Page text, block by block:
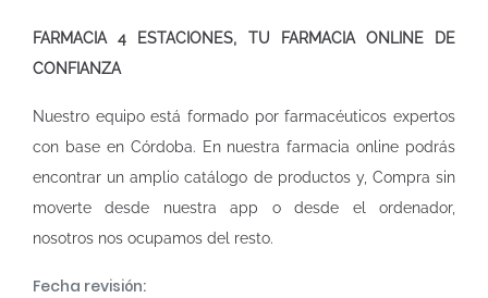
FARMACIA 4 ESTACIONES, TU FARMACIA ONLINE DE
CONFIANZA
Nuestro equipo está formado por farmacéuticos expertos
con base en Córdoba. En nuestrafarmacia online podrás
encontrar un amplio catálogo de productos y, Compra sin
moverte desde nuestra app o desde el ordenador,
nosotros nos ocupamos del resto.
Fecha revisión: